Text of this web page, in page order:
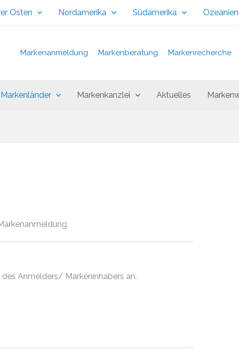
Osten Nordamerika Südamerika Ozeanien
Markenanmeldung Markenberatung Markenrecherche
Markenländer Markenkanzlei Aktuelles
Anmelders/ Markeninhabers an.